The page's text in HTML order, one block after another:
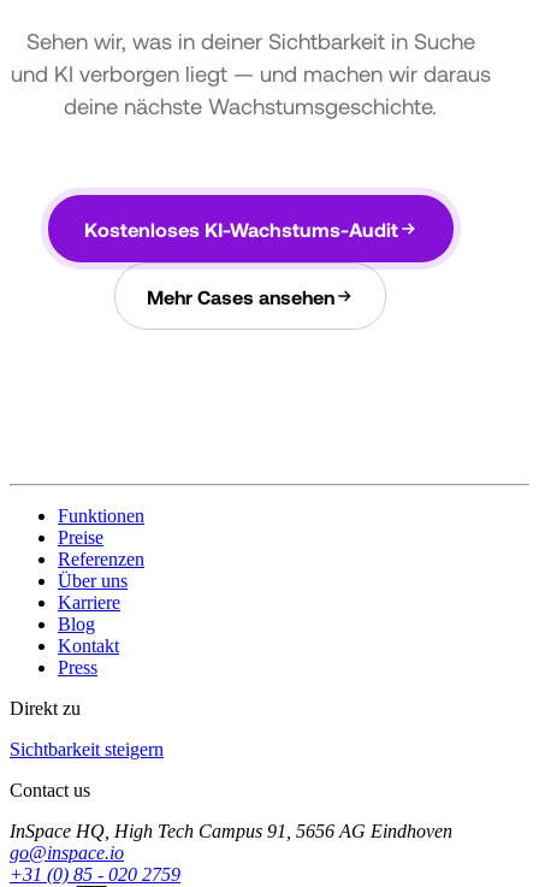
Sehen wir, was in deiner Sichtbarkeit in Suche
und KI verborgen liegt — und machen wir daraus
deine nächste Wachstumsgeschichte.
Kostenloses KI-Wachstums-Audit
Mehr Cases ansehen
Funktionen
Preise
Referenzen
Über uns
Karriere
Blog
Kontakt
Press
Direkt zu
Sichtbarkeit steigern
Contact us
InSpace HQ, High Tech Campus 91, 5656 AG Eindhoven
go@inspace.io
+31 (0) 85 - 020 2759